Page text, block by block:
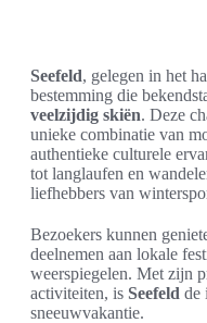
Seefeld, gelegen in het
bestemming die
veelzijdig skiën. Deze
unieke combinatie van
authentieke culturele
tot langlaufen en
liefhebbers van
Bezoekers kunnen
deelnemen aan lokale
weerspiegelen. Met zijn
activiteiten, is Seefeld de
sneeuwvakantie.